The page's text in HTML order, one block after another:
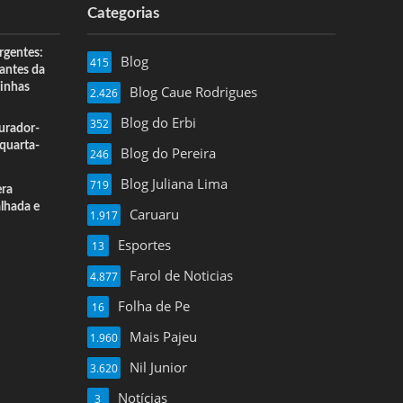
da
e
Categorias
Blog
415
Blog Caue Rodrigues
2.426
Blog do Erbi
352
Blog do Pereira
246
Blog Juliana Lima
719
Caruaru
1.917
Esportes
13
Farol de Noticias
4.877
Folha de Pe
16
Mais Pajeu
1.960
Nil Junior
3.620
Notícias
3